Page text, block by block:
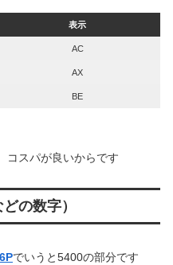
表示
AC
AX
BE
コスパが良いからです
の数字）
でいうと5400の部分です